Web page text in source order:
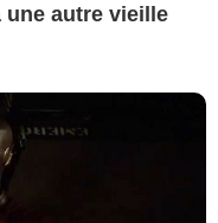
une autre vieille